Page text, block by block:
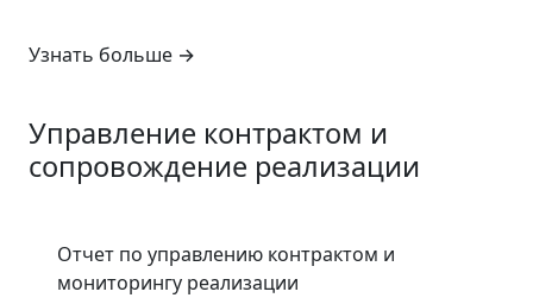
Узнать больше →
Управление контрактом и
сопровождение реализации
Отчет по управлению контрактом и
мониторингу реализации